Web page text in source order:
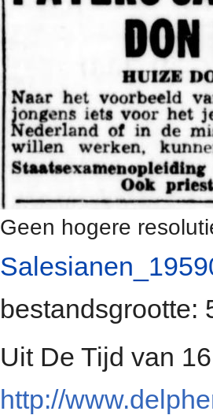
Geen hogere
bestandsgrootte:
Uit De Tijd van
http://